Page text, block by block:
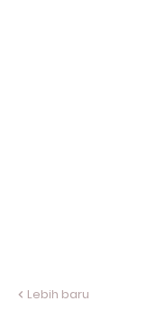
Lebih baru